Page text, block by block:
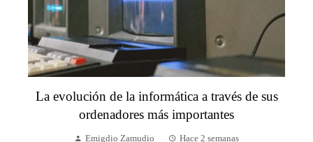
La evolución de la informática a través de sus
ordenadores más importantes
Emigdio Zamudio Hace 2 semanas